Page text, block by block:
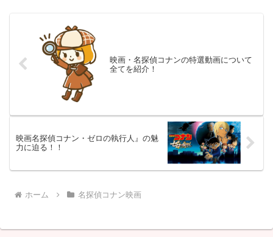
映画・名探偵コナンの特選動画について
全てを紹介！
映画名探偵コナン・ゼロの執行人』の魅
力に迫る！！
ホーム 名探偵コナン映画